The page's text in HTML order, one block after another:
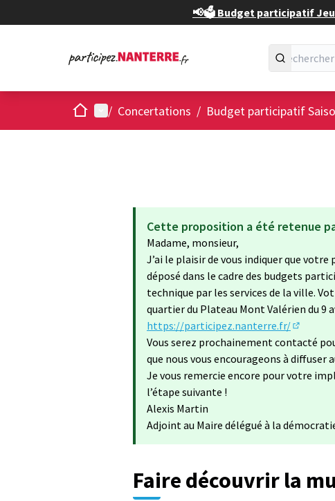
📢🗳️ Budget participatif
AccueilMenu principal
/ Concertations / Budget participatif
Cette proposition a été retenue
Madame, monsieur,
J’ai le plaisir de vous indiquer que
déposé dans le cadre des budgets
technique par les services de la ville.
quartier du Plateau Mont Valérien du 9
https://participez.nanterre.fr/
(S'ouvre
Vous serez prochainement contacté
que nous vous encourageons à diffuser
Je vous remercie encore pour votre
l’étape suivante !
Alexis Martin
Adjoint au Maire délégué à la
Faire découvrir la